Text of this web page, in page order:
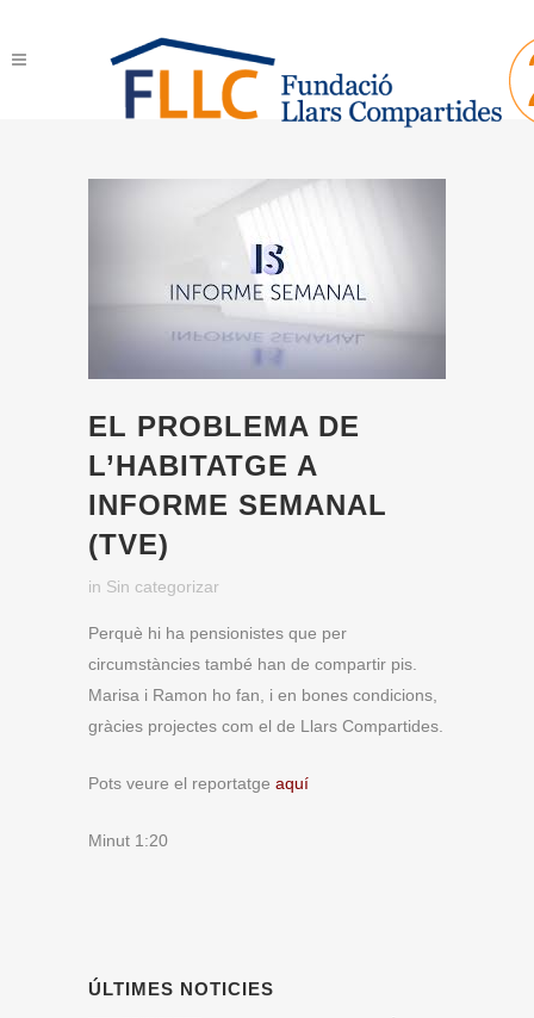
EL PROBLEMA DE
L’HABITATGE A
INFORME SEMANAL
(TVE)
in Sin categorizar
Perquè hi ha pensionistes que per
circumstàncies també han de compartir pis.
Marisa i Ramon ho fan, i en bones condicions,
gràcies projectes com el de Llars Compartides.
Pots veure el reportatge aquí
Minut 1:20
ÚLTIMES NOTICIES